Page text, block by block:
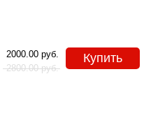
2000.00 руб.
2800.00 руб.
Купить